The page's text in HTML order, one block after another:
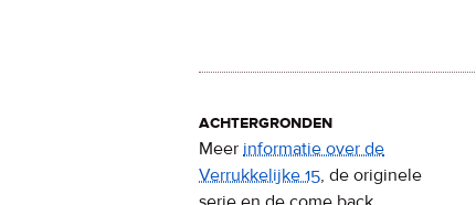
achtergronden
Meer informatie over de
Verrukkelijke 15, de originele